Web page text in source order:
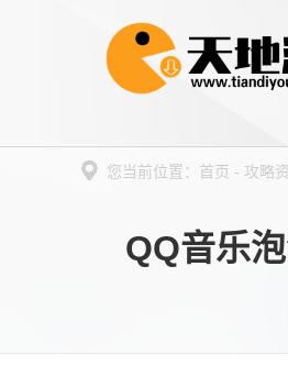
您当前位置： 首页 - 攻略
QQ音乐